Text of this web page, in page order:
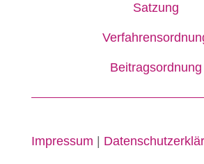
Satzung
Beitragsordnung
Impressum